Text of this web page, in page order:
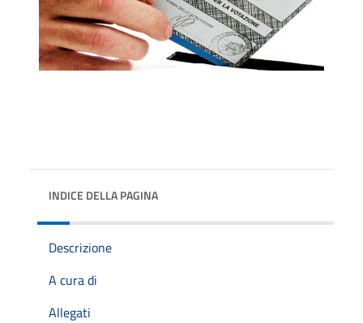
INDICE DELLA PAGINA
Descrizione
A cura di
Allegati